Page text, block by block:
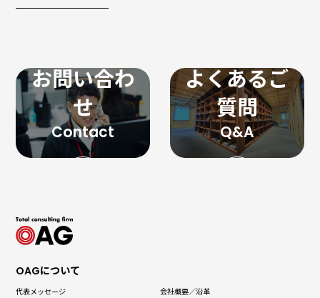
お問い合わ
せ
よくあるご
質問
OAGについて
代表メッセージ
会社概要／沿革